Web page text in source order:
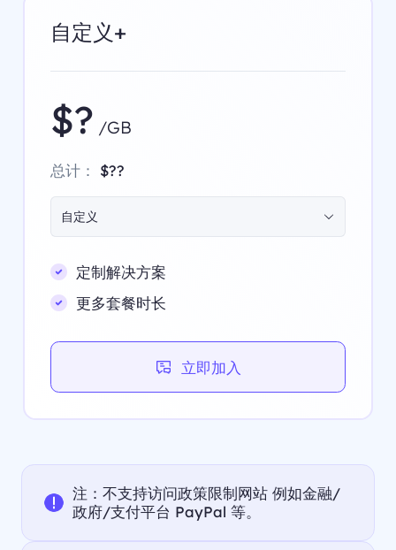
自定义+
$? /GB
总计： $??
自定义
定制解决方案
更多套餐时长
立即加入
注：不支持访问政策限制网站 例如金融/
政府/支付平台 PayPal 等。